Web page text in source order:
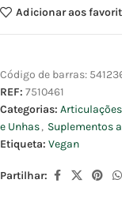
Adicionar aos
Código de barras:
REF: 7510461
Categorias: Articulações
e Unhas, Suplementos
Etiqueta: Vegan
Partilhar: